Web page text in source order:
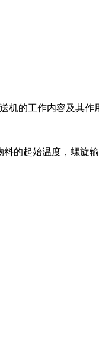
机的工作内容及其作
的起始温度，螺旋